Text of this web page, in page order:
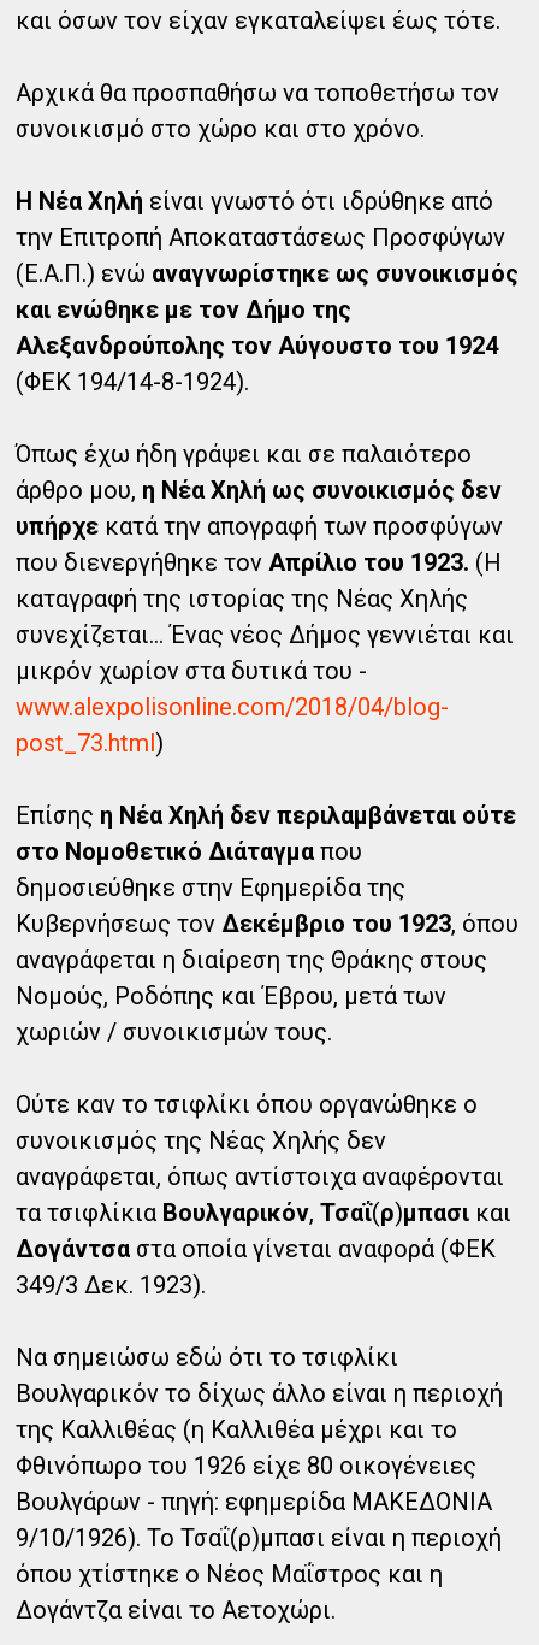
και όσων τον είχαν εγκαταλείψει έως τότε.
Αρχικά θα προσπαθήσω να τοποθετήσω τον
συνοικισμό στο χώρο και στο χρόνο.
Η Νέα Χηλή είναι γνωστό ότι ιδρύθηκε από
την Επιτροπή Αποκαταστάσεως Προσφύγων
(Ε.Α.Π.) ενώ αναγνωρίστηκε ως συνοικισμός
και ενώθηκε με τον Δήμο της
Αλεξανδρούπολης τον Αύγουστο του 1924
(ΦΕΚ 194/14-8-1924).
Όπως έχω ήδη γράψει και σε παλαιότερο
άρθρο μου, η Νέα Χηλή ως συνοικισμός δεν
υπήρχε κατά την απογραφή των προσφύγων
που διενεργήθηκε τον Απρίλιο του 1923. (Η
καταγραφή της ιστορίας της Νέας Χηλής
συνεχίζεται... Ένας νέος Δήμος γεννιέται και
μικρόν χωρίον στα δυτικά του -
www.alexpolisonline.com/2018/04/blog-
post_73.html)
Επίσης η Νέα Χηλή δεν περιλαμβάνεται ούτε
στο Νομοθετικό Διάταγμα που
δημοσιεύθηκε στην Εφημερίδα της
Κυβερνήσεως τον Δεκέμβριο του 1923, όπου
αναγράφεται η διαίρεση της Θράκης στους
Νομούς, Ροδόπης και Έβρου, μετά των
χωριών / συνοικισμών τους.
Ούτε καν το τσιφλίκι όπου οργανώθηκε ο
συνοικισμός της Νέας Χηλής δεν
αναγράφεται, όπως αντίστοιχα αναφέρονται
τα τσιφλίκια Βουλγαρικόν,Τσαΐ(ρ)μπασι και
Δογάντσα στα οποία γίνεται αναφορά (ΦΕΚ
349/3 Δεκ. 1923).
Να σημειώσω εδώ ότι το τσιφλίκι
Βουλγαρικόν το δίχως άλλο είναι η περιοχή
της Καλλιθέας (η Καλλιθέα μέχρι και το
Φθινόπωρο του 1926 είχε 80 οικογένειες
Βουλγάρων - πηγή: εφημερίδα ΜΑΚΕΔΟΝΙΑ
9/10/1926). Το Τσαΐ(ρ)μπασι είναι η περιοχή
όπου χτίστηκε ο Νέος Μαΐστρος και η
Δογάντζα είναι το Αετοχώρι.